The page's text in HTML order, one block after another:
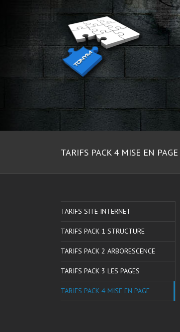
TARIFS PACK 4 MISE EN PAGE
TARIFS SITE INTERNET
TARIFS PACK 1 STRUCTURE
TARIFS PACK 2 ARBORESCENCE
TARIFS PACK 3 LES PAGES
TARIFS PACK 4 MISE EN PAGE